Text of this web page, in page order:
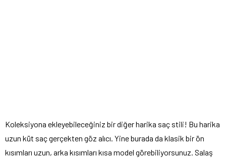
Koleksiyona ekleyebileceğiniz bir diğer harika saç stili! Bu harika
uzun küt saç gerçekten göz alıcı. Yine burada da klasik bir ön
kısımları uzun, arka kısımları kısa model görebiliyorsunuz. Salaş